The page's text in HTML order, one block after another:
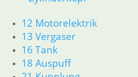
12 Motorelektrik
13 Vergaser
16 Tank
18 Auspuff